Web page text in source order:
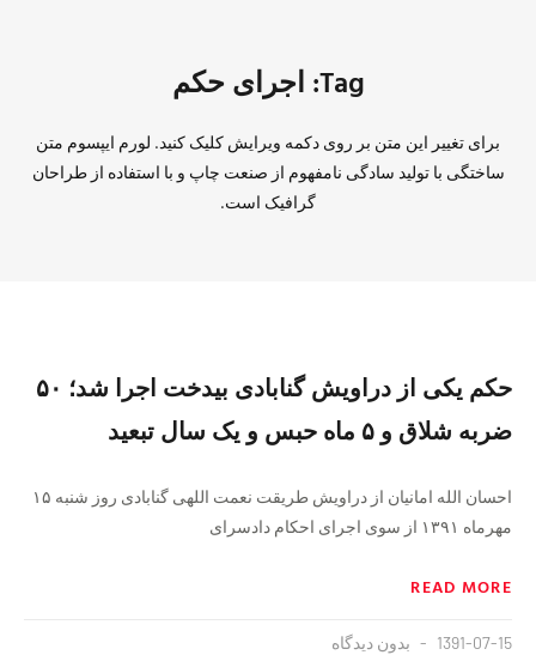
Tag: اجرای حکم
برای تغییر این متن بر روی دکمه ویرایش کلیک کنید. لورم ایپسوم متن
ساختگی با تولید سادگی نامفهوم از صنعت چاپ و با استفاده از طراحان
گرافیک است.
حکم یکی از دراویش گنابادی بیدخت اجرا شد؛ ۵۰
ضربه شلاق و ۵ ماه حبس و یک سال تبعید
احسان الله امانیان از دراویش طریقت نعمت اللهی گنابادی روز شنبه ۱۵
مهرماه ۱۳۹۱ از سوی اجرای احکام دادسرای
READ MORE
1391-07-15 بدون دیدگاه